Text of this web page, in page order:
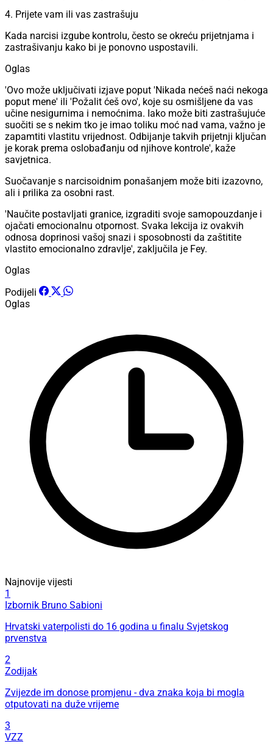
4. Prijete vam ili vas zastrašuju
Kada narcisi izgube kontrolu, često se okreću prijetnjama i
zastrašivanju kako bi je ponovno uspostavili.
Oglas
'Ovo može uključivati izjave poput 'Nikada nećeš naći nekoga
poput mene' ili 'Požalit ćeš ovo', koje su osmišljene da vas
učine nesigurnima i nemoćnima. Iako može biti zastrašujuće
suočiti se s nekim tko je imao toliku moć nad vama, važno je
zapamtiti vlastitu vrijednost. Odbijanje takvih prijetnji ključan
je korak prema oslobađanju od njihove kontrole', kaže
savjetnica.
Suočavanje s narcisoidnim ponašanjem može biti izazovno,
ali i prilika za osobni rast.
'Naučite postavljati granice, izgraditi svoje samopouzdanje i
ojačati emocionalnu otpornost. Svaka lekcija iz ovakvih
odnosa doprinosi vašoj snazi i sposobnosti da zaštitite
vlastito emocionalno zdravlje', zaključila je Fey.
Oglas
Podijeli
Oglas
Najnovije vijesti
1
Izbornik Bruno Sabioni
Hrvatski vaterpolisti do 16 godina u finalu Svjetskog
prvenstva
2
Zodijak
Zvijezde im donose promjenu - dva znaka koja bi mogla
otputovati na duže vrijeme
3
VZZ